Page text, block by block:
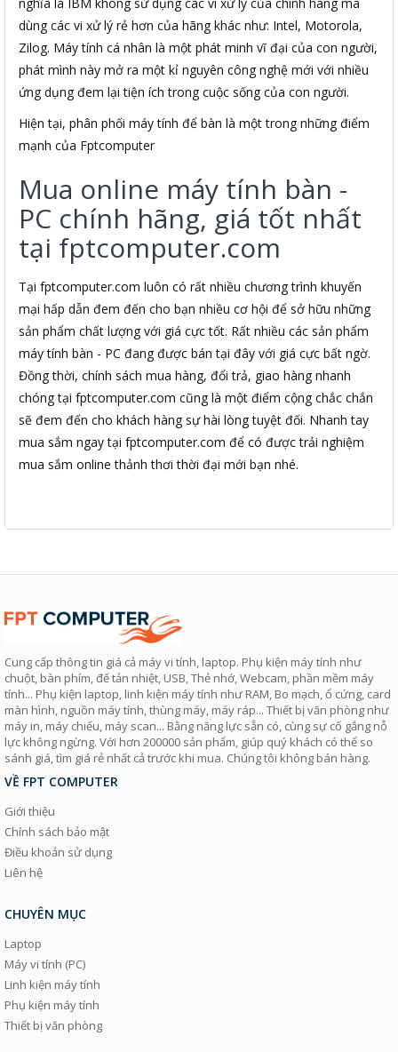
dùng các vi xử lý rẻ hơn của hãng khác như: Intel, Motorola,
Zilog. Máy tính cá nhân là một phát minh vĩ đại của con người,
phát mình này mở ra một kỉ nguyên công nghệ mới với nhiều
ứng dụng đem lại tiện ích trong cuộc sống của con người.
Hiện tại, phân phối máy tính để bàn là một trong những điểm
mạnh của Fptcomputer
Mua online máy tính bàn -
PC chính hãng, giá tốt nhất
tại fptcomputer.com
Tại fptcomputer.com luôn có rất nhiều chương trình khuyến
mại hấp dẫn đem đến cho bạn nhiều cơ hội để sở hữu những
sản phẩm chất lượng với giá cực tốt. Rất nhiều các sản phẩm
máy tính bàn - PC đang được bán tại đây với giá cực bất ngờ.
Đồng thời, chính sách mua hàng, đổi trả, giao hàng nhanh
chóng tại fptcomputer.com cũng là một điểm cộng chắc chắn
sẽ đem đến cho khách hàng sự hài lòng tuyệt đối. Nhanh tay
mua sắm ngay tại fptcomputer.com để có được trải nghiệm
mua sắm online thảnh thơi thời đại mới bạn nhé.
Cung cấp thông tin giá cả máy vi tính, laptop. Phụ kiện máy tính như
chuột, bàn phím, đế tản nhiệt, USB, Thẻ nhớ, Webcam, phần mềm máy
tính... Phụ kiện laptop, linh kiện máy tính như RAM, Bo mạch, ổ cứng, card
màn hình, nguồn máy tính, thùng máy, máy ráp... Thiết bị văn phòng như
máy in, máy chiếu, máy scan... Bằng năng lực sẵn có, cùng sự cố gắng nỗ
lực không ngừng. Với hơn 200000 sản phẩm, giúp quý khách có thể so
sánh giá, tìm giá rẻ nhất cả trước khi mua. Chúng tôi không bán hàng.
VỀ FPT COMPUTER
Giới thiệu
Chính sách bảo mật
Điều khoản sử dụng
Liên hệ
CHUYÊN MỤC
Laptop
Máy vi tính (PC)
Linh kiện máy tính
Phụ kiện máy tính
Thiết bị văn phòng